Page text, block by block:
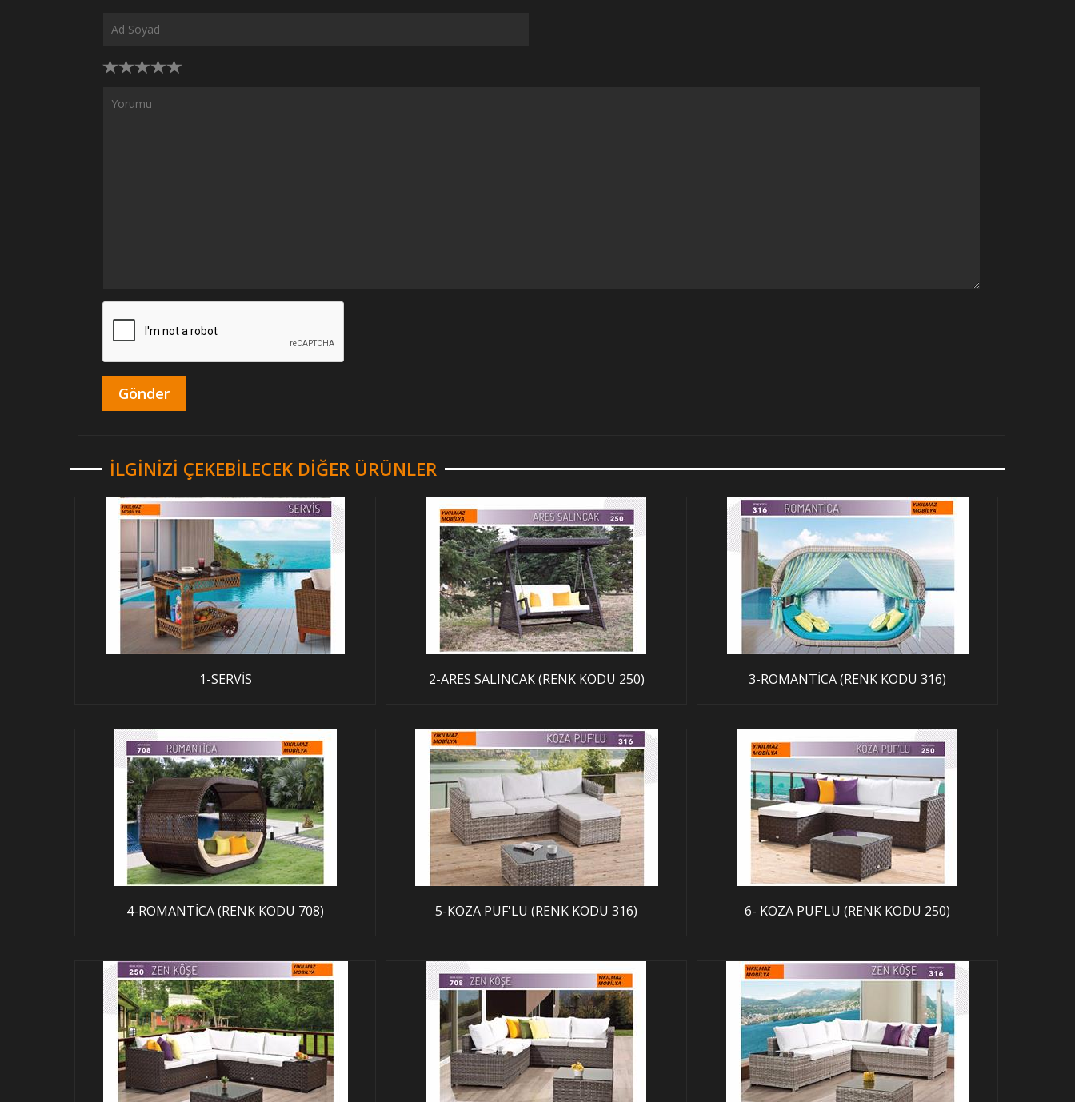
İLGINIZI ÇEKEBILECEK DIĞER ÜRÜNLER
1-SERVİS 2-ARES SALINCAK (RENK KODU 250) 3-ROMANTİCA (RENK KODU 316)
4-ROMANTİCA (RENK KODU 708) 5-KOZA PUF'LU (RENK KODU 316) 6- KOZA PUF'LU (RENK KODU 250)